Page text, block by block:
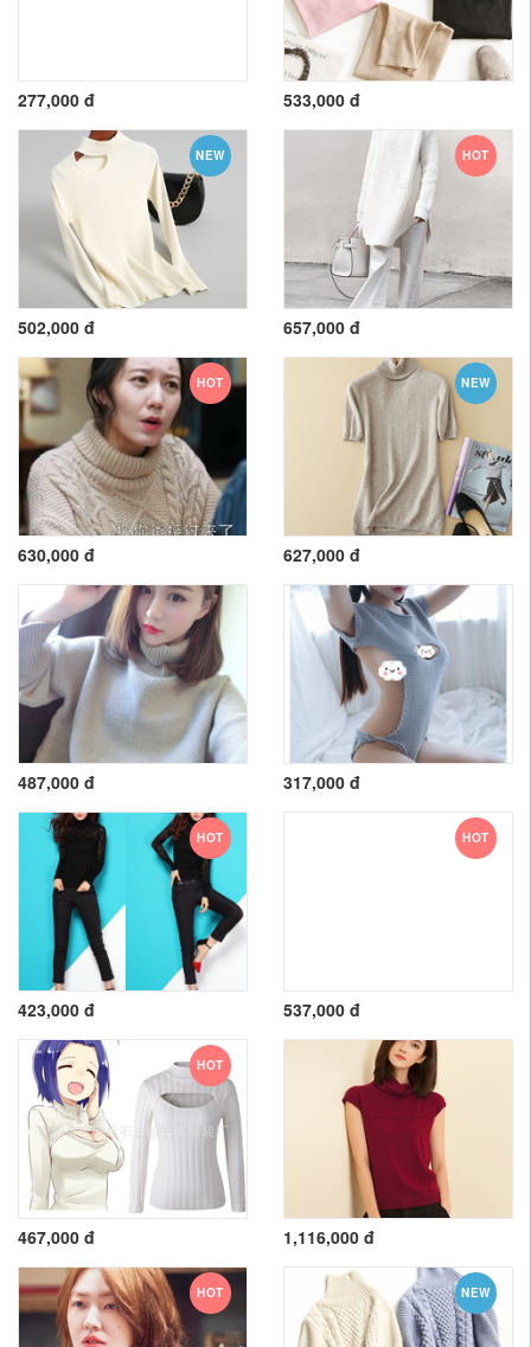
277,000 đ 533,000 đ
NEW
502,000 đ
HOT
657,000 đ
HOT
630,000 đ
NEW
627,000 đ
487,000 đ 317,000 đ
HOT
423,000 đ
HOT
537,000 đ
HOT
467,000 đ 1,116,000 đ
HOT NEW